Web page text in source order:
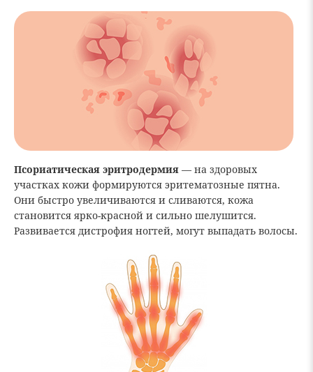
Псориатическая эритродермия — на здоровых
участках кожи формируются эритематозные пятна.
Они быстро увеличиваются и сливаются, кожа
становится ярко-красной и сильно шелушится.
Развивается дистрофия ногтей, могут выпадать волосы.